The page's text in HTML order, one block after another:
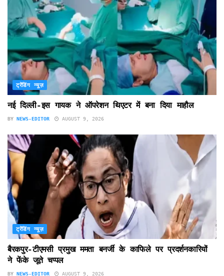
ट्रेंडिंग न्यूज़
नई दिल्ली-इस गायक ने ऑपरेशन थिएटर में बना दिया माहौल
BY NEWS-EDITOR AUGUST 9, 2026
ट्रेंडिंग न्यूज़
बैरकपुर-टीएमसी प्रमुख ममता बनर्जी के काफिले पर प्रदर्शनकारियों
ने फेंके जूते चप्पल
BY NEWS-EDITOR AUGUST 9, 2026